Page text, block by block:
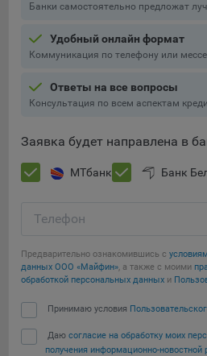
Банки самостоятельно предложат
Удобный онлайн формат
Коммуникация по телефону или
Ответы на все вопросы
Консультация по всем аспектам
Заявка будет направлена в
МТбанк Банк
Телефон
Предварительно ознакомившись с
данных ООО «Майфин», а также с моими
обработкой персональных данных и
Принимаю условия
Даю согласие на обработку моих
получения информационно-